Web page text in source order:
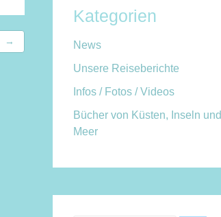
→
Kategorien
News
Unsere Reiseberichte
Infos / Fotos / Videos
Bücher von Küsten, Inseln und
Meer